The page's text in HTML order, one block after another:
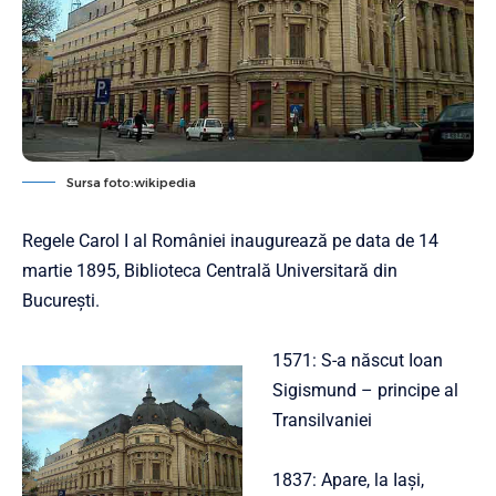
Sursa foto:wikipedia
Regele Carol I al României inaugurează pe data de 14
martie 1895, Biblioteca Centrală Universitară din
București.
1571: S-a născut Ioan
Sigismund – principe al
Transilvaniei
1837: Apare, la Iași,